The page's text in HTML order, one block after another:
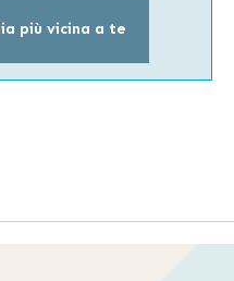
più vicina a te